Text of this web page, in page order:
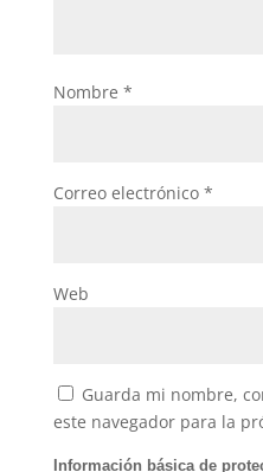
Nombre *
Correo electrónico *
Web
Guarda mi nombre,
este navegador para la
Información básica de